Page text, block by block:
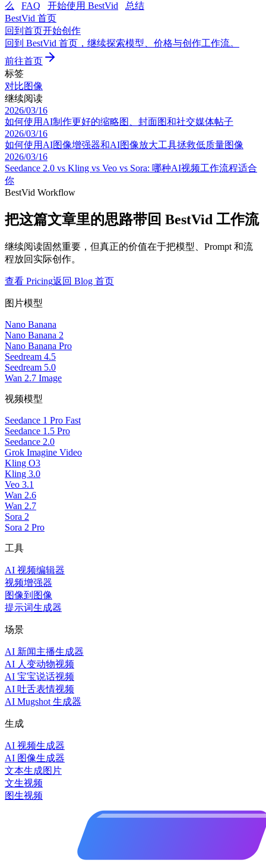
么
FAQ 开始使用 BestVid
总结
BestVid 首页
回到首页开始创作
回到 BestVid 首页，继续探索模型、价格与创作工作流。
前往首页
标签
对比图像
继续阅读
2026/03/16
如何使用AI制作更好的缩略图、封面图和社交媒体帖子
2026/03/16
如何使用AI图像增强器和AI图像放大工具拯救低质量图像
2026/03/16
Seedance 2.0 vs Kling vs Veo vs Sora: 哪种AI视频工作流程适合
你
BestVid Workflow
把这篇文章里的思路带回 BestVid 工作流
继续阅读固然重要，但真正的价值在于把模型、Prompt 和流
程放回实际创作。
查看 Pricing返回 Blog 首页
图片模型
Nano Banana
Nano Banana 2
Nano Banana Pro
Seedream 4.5
Seedream 5.0
Wan 2.7 Image
视频模型
Seedance 1 Pro Fast
Seedance 1.5 Pro
Seedance 2.0
Grok Imagine Video
Kling O3
Kling 3.0
Veo 3.1
Wan 2.6
Wan 2.7
Sora 2
Sora 2 Pro
工具
AI 视频编辑器
视频增强器
图像到图像
提示词生成器
场景
AI 新闻主播生成器
AI 人变动物视频
AI 宝宝说话视频
AI 吐舌表情视频
AI Mugshot 生成器
生成
AI 视频生成器
AI 图像生成器
文本生成图片
文生视频
图生视频